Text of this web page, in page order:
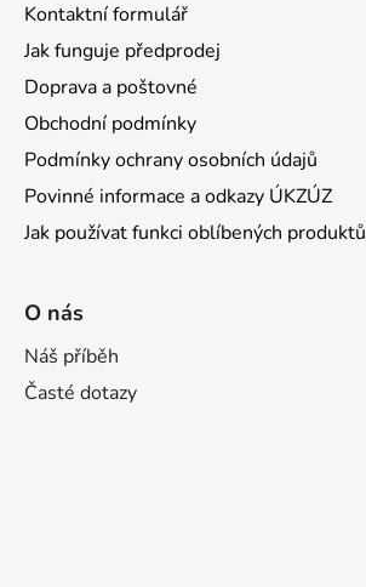
Kontaktní formulář
Jak funguje předprodej
Doprava a poštovné
Obchodní podmínky
Podmínky ochrany osobních údajů
Povinné informace a odkazy ÚKZÚZ
Jak používat funkci oblíbených produktů
O nás
Náš příběh
Časté dotazy